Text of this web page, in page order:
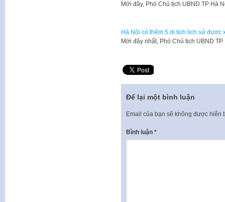
Mới đây, Phó Chủ tịch UBND TP Hà
Hà Nội có thêm 5 di tích lịch sử được
Mới đây nhất, Phó Chủ tịch UBND
Để lại một bình luận
Email của bạn sẽ không được hiển
Bình luận *